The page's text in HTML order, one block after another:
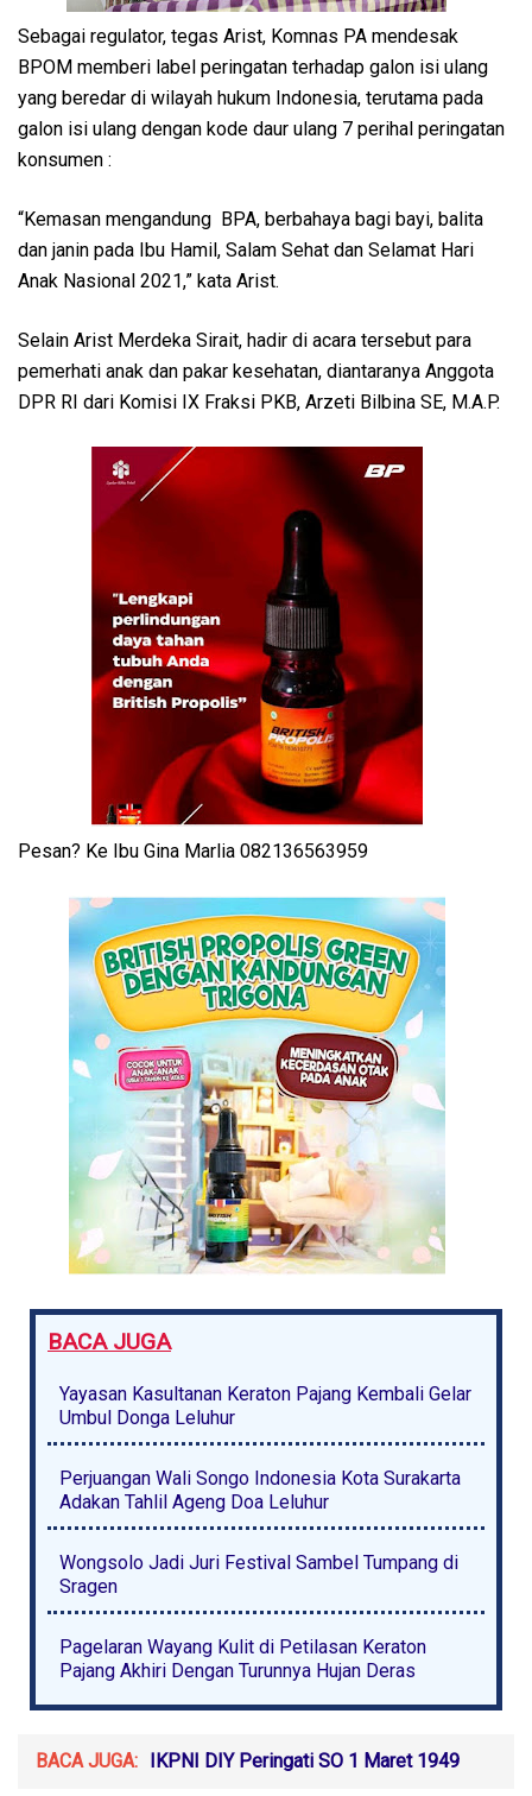
Sebagai regulator, tegas Arist, Komnas PA mendesak
BPOM memberi label peringatan terhadap galon isi ulang
yang beredar di wilayah hukum Indonesia, terutama pada
galon isi ulang dengan kode daur ulang 7 perihal peringatan
konsumen :
“Kemasan mengandung BPA, berbahaya bagi bayi, balita
dan janin pada Ibu Hamil, Salam Sehat dan Selamat Hari
Anak Nasional 2021,” kata Arist.
Selain Arist Merdeka Sirait, hadir di acara tersebut para
pemerhati anak dan pakar kesehatan, diantaranya Anggota
DPR RI dari Komisi IX Fraksi PKB, Arzeti Bilbina SE, M.A.P.
Pesan? Ke Ibu Gina Marlia 082136563959
BACA JUGA
Yayasan Kasultanan Keraton Pajang Kembali Gelar
Umbul Donga Leluhur
Perjuangan Wali Songo Indonesia Kota Surakarta
Adakan Tahlil Ageng Doa Leluhur
Wongsolo Jadi Juri Festival Sambel Tumpang di
Sragen
Pagelaran Wayang Kulit di Petilasan Keraton
Pajang Akhiri Dengan Turunnya Hujan Deras
BACA JUGA: IKPNI DIY Peringati SO 1 Maret 1949